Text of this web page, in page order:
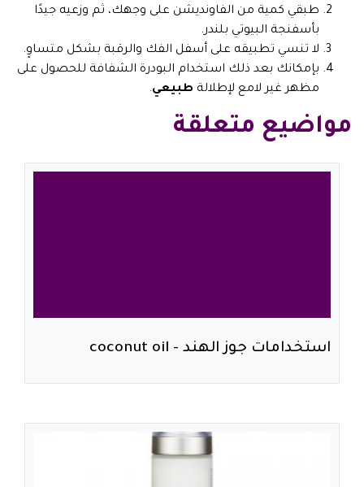
طبقي كمية من الفاونديشن على وجهك، ثم وزعيه جيدًا
بأسفنجة البيوتي بلندر.
لا تنسي تطبيقه على أسفل الفك والرقبة بشكل متساوٍ.
بإمكانك بعد ذلك استخدام البودرة الشفافة للحصول على
مظهر غير لامع لإطلالة طبيعي.
مواضيع متعلقة
استخدامات جوز الهند - coconut oil